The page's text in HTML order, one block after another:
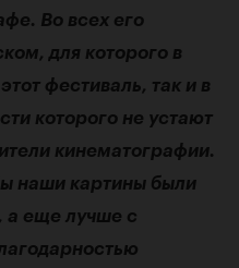
Во всех его
для которого в
фестиваль, так и в
которого не устают
кинематографии.
наши картины были
а еще лучше с